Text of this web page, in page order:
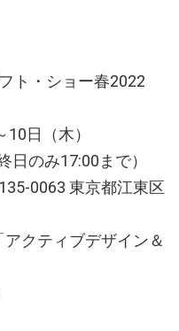
ト・ショー春2022
日（木）
日のみ17:00まで）
0063 東京都江東区
ティブデザイン＆